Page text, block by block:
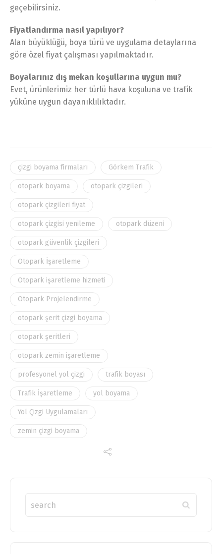
geçebilirsiniz.
Fiyatlandırma nasıl yapılıyor?
Alan büyüklüğü, boya türü ve uygulama detaylarına
göre özel fiyat çalışması yapılmaktadır.
Boyalarınız dış mekan koşullarına uygun mu?
Evet, ürünlerimiz her türlü hava koşuluna ve trafik
yüküne uygun dayanıklılıktadır.
çizgi boyama firmaları Görkem Trafik
otopark boyama otopark çizgileri
otopark çizgileri fiyat
otopark çizgisi yenileme otopark düzeni
otopark güvenlik çizgileri
Otopark İşaretleme
Otopark işaretleme hizmeti
Otopark Projelendirme
otopark şerit çizgi boyama
otopark şeritleri
otopark zemin işaretleme
profesyonel yol çizgi trafik boyası
Trafik İşaretleme yol boyama
Yol Çizgi Uygulamaları
zemin çizgi boyama